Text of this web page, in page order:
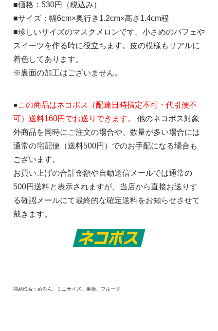
■価格：530円（税込み）
■サイズ：幅6cm×奥行き1.2cm×高さ1.4cm程
■珍しいサイズのマスクメロンです。小さめのパフェや
スイーツを作る時に役立ちます。皮の模様もリアルに
着色してあります。
※裏面の加工はございません。
●この商品はネコポス（配達日時指定不可・代引便不
可）送料160円でお送りできます。
他のネコポス対象
外商品を同時にご注文の場合や、数量が多い場合には
通常の宅配便（送料500円）でのお手配になる場合も
ございます。
お買い上げの合計金額や自動送信メールでは通常の
500円送料と表示されますが、当店から直接お送りす
る確認メールにて最終的な確定送料をお知らせさせて
戴きます。
商品検索：めろん、ミニサイズ、果物、フルーツ